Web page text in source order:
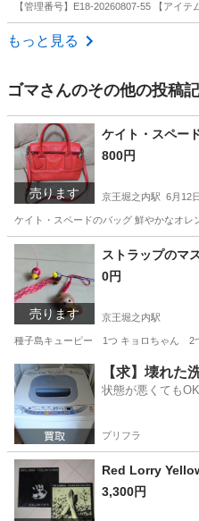
【管理番号】E18-20260807-55 【アイ
東京 板橋区
もっと見る
ゴマさんのその他の投稿記
売ります
ケイト・スペー
800円
京王堀之内駅 6月12日
ケイト・スペードのバッグ 鮮やかなオ
東京 八王子市 京王堀之内駅
売ります
ストラップのマ
0円
京王堀之内駅
種子島キューピー 1つ キョロちゃん 2
東京 八王子市 京王堀之内駅
【求】壊れた
状態が悪くても
プリフラ
Red Lorry
3,300円